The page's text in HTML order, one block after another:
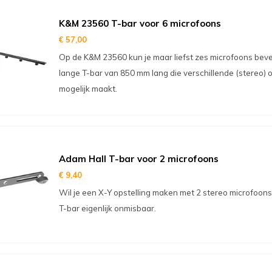
K&M 23560 T-bar voor 6 microfoons
€ 57,00
Op de K&M 23560 kun je maar liefst zes microfoons
lange T-bar van 850 mm lang die verschillende (stereo)
mogelijk maakt.
Adam Hall T-bar voor 2 microfoons
€ 9,40
Wil je een X-Y opstelling maken met 2 stereo
T-bar eigenlijk onmisbaar.